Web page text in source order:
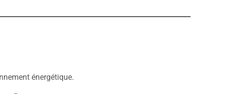
énergétique.